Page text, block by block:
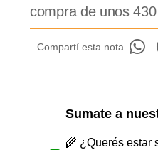
compra de unos
Compartí esta nota
Sumate a
🌾 ¿Querés estar